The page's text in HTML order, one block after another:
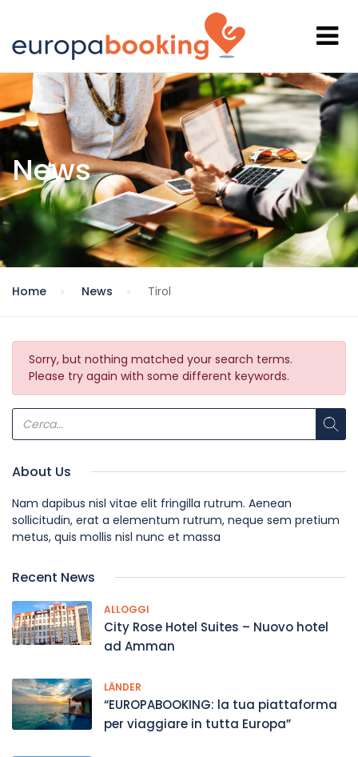
News
Home News Tirol
Sorry, but nothing matched your search terms.
Please try again with some different keywords.
About Us
Nam dapibus nisl vitae elit fringilla rutrum. Aenean
sollicitudin, erat a elementum rutrum, neque sem pretium
metus, quis mollis nisl nunc et massa
Recent News
ALLOGGI
City Rose Hotel Suites – Nuovo hotel
ad Amman
LÄNDER
“EUROPABOOKING: la tua piattaforma
per viaggiare in tutta Europa”